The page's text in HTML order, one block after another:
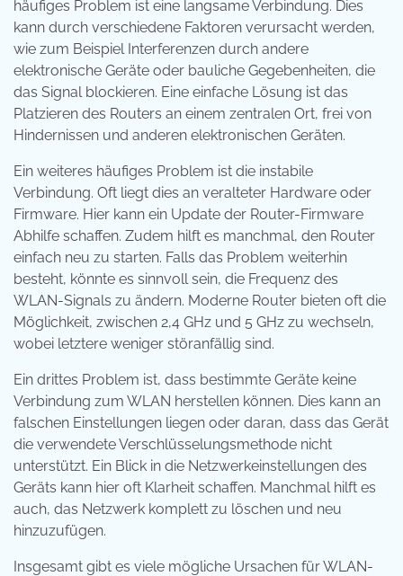
häufiges Problem ist eine langsame Verbindung. Dies
kann durch verschiedene Faktoren verursacht werden,
wie zum Beispiel Interferenzen durch andere
elektronische Geräte oder bauliche Gegebenheiten, die
das Signal blockieren. Eine einfache Lösung ist das
Platzieren des Routers an einem zentralen Ort, frei von
Hindernissen und anderen elektronischen Geräten.
Ein weiteres häufiges Problem ist die instabile
Verbindung. Oft liegt dies an veralteter Hardware oder
Firmware. Hier kann ein Update der Router-Firmware
Abhilfe schaffen. Zudem hilft es manchmal, den Router
einfach neu zu starten. Falls das Problem weiterhin
besteht, könnte es sinnvoll sein, die Frequenz des
WLAN-Signals zu ändern. Moderne Router bieten oft die
Möglichkeit, zwischen 2,4 GHz und 5 GHz zu wechseln,
wobei letztere weniger störanfällig sind.
Ein drittes Problem ist, dass bestimmte Geräte keine
Verbindung zum WLAN herstellen können. Dies kann an
falschen Einstellungen liegen oder daran, dass das Gerät
die verwendete Verschlüsselungsmethode nicht
unterstützt. Ein Blick in die Netzwerkeinstellungen des
Geräts kann hier oft Klarheit schaffen. Manchmal hilft es
auch, das Netzwerk komplett zu löschen und neu
hinzuzufügen.
Insgesamt gibt es viele mögliche Ursachen für WLAN-